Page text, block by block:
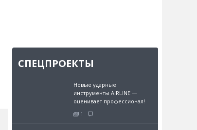
СПЕЦПРОЕКТЫ
Новые ударные
инструменты AIRLINE —
оценивает профессионал!
1